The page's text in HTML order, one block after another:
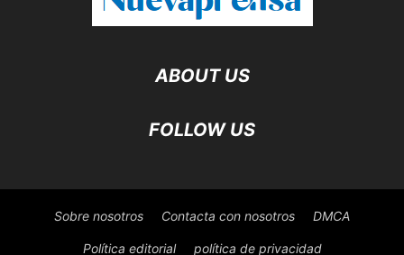
ABOUT US
FOLLOW US
Sobre nosotros Contacta con nosotros DMCA
Política editorial política de privacidad